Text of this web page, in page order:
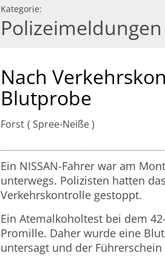
Kategorie:
Polizeimeldungen
Nach
Blutprobe
Forst Spree-Neiße
Ein NISSAN-Fahrer war am
unterwegs. Polizisten hatten
Verkehrskontrolle gestoppt.
Ein Atemalkoholtest bei dem
Promille. Daher wurde eine
untersagt und der